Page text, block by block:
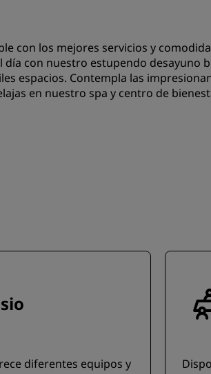
Servicios digitales
Aplicación de Radisson Hotels
con los mejores servicios y
día con nuestro estupendo
espacios. Contempla las
en nuestro spa y centro de
diferentes equipos y